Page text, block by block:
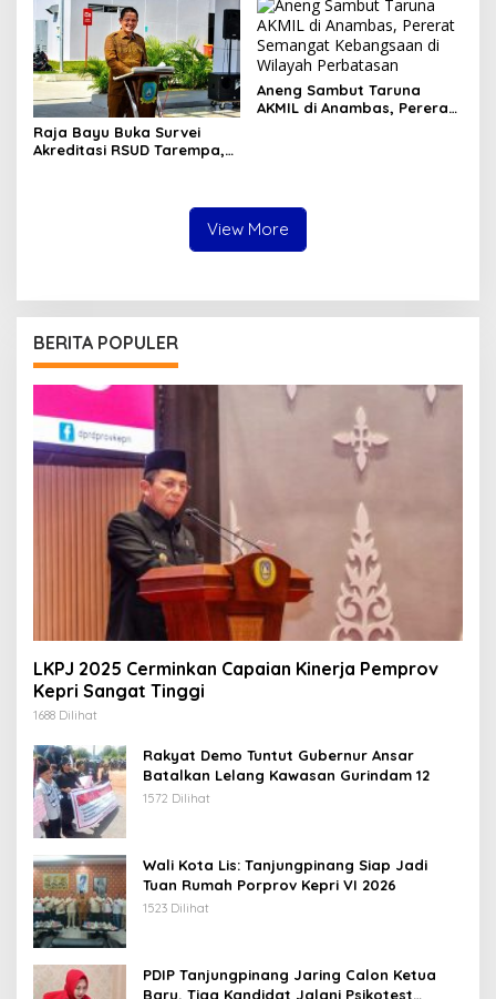
Kepemimpinan
Raja Bayu Buka Survei
Akreditasi RSUD Tarempa,
Aneng Sambut Taruna
AKMIL di Anambas, Pererat
View More
BERITA POPULER
LKPJ 2025 Cerminkan Capaian Kinerja Pemprov
Kepri Sangat Tinggi
1688 Dilihat
Rakyat Demo Tuntut Gubernur Ansar
Batalkan Lelang Kawasan Gurindam 12
1572 Dilihat
Wali Kota Lis: Tanjungpinang Siap Jadi
Tuan Rumah Porprov Kepri VI 2026
1523 Dilihat
PDIP Tanjungpinang Jaring Calon Ketua
Baru, Tiga Kandidat Jalani Psikotest